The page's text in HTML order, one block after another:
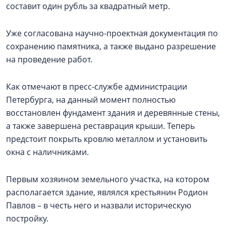
составит один рубль за квадратный метр.
Уже согласована научно-проектная документация по
сохранению памятника, а также выдано разрешение
на проведение работ.
Как отмечают в пресс-службе администрации
Петербурга, на данный момент полностью
восстановлен фундамент здания и деревянные стены,
а также завершена реставрация крыши. Теперь
предстоит покрыть кровлю металлом и установить
окна с наличниками.
Первым хозяином земельного участка, на котором
располагается здание, являлся крестьянин Родион
Павлов – в честь него и назвали историческую
постройку.